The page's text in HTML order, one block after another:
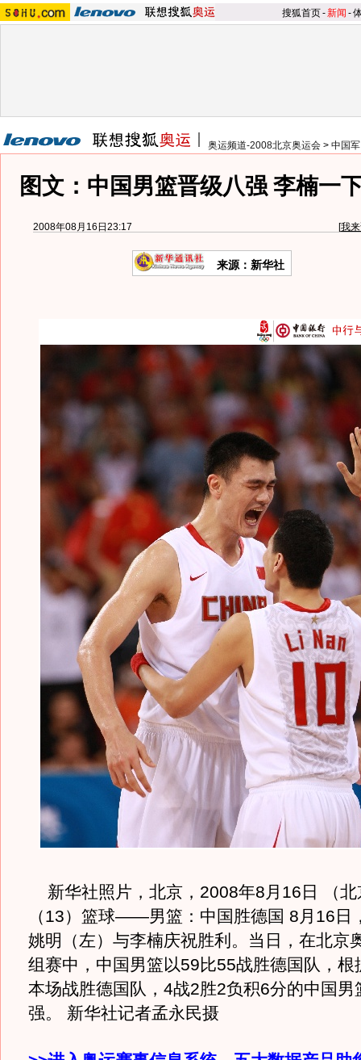
搜狐首页-新闻 -
奥运频道-2008北京奥运会 > 中国
图文：中国男篮晋级八强 李楠一
2008年08月16日23:17 [我
来源：新华社
新华社照片，北京，2008年8月16日 （北
（13）篮球——男篮：中国胜德国 8月16日
姚明（左）与李楠庆祝胜利。当日，在北京
组赛中，中国男篮以59比55战胜德国队，根
本场战胜德国队，4战2胜2负积6分的中国男
强。 新华社记者孟永民摄